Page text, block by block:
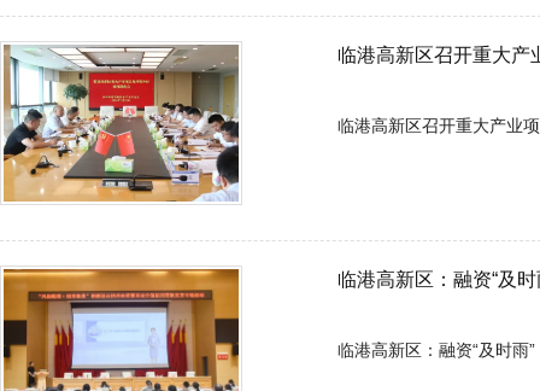
临港高新区召开重大产
临港高新区召开重大产业
临港高新区：融资“及时雨